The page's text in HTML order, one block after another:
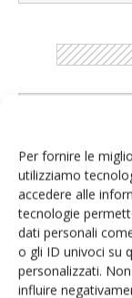
Per fornire le
utilizziamo
accedere alle
tecnologie
dati personali
o gli ID univoci su
personalizzati.
influire
Un modo